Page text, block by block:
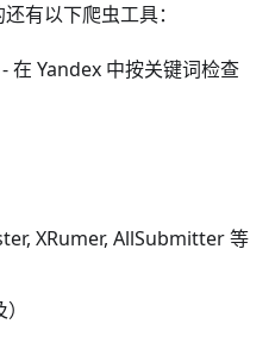
有以下爬虫工具：
- 在 Yandex 中按关键词检查
XRumer, AllSubmitter 等